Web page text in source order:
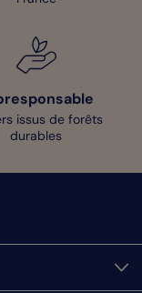
issus de forêts
durables